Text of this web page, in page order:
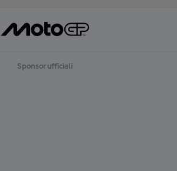
Sponsor ufficiali